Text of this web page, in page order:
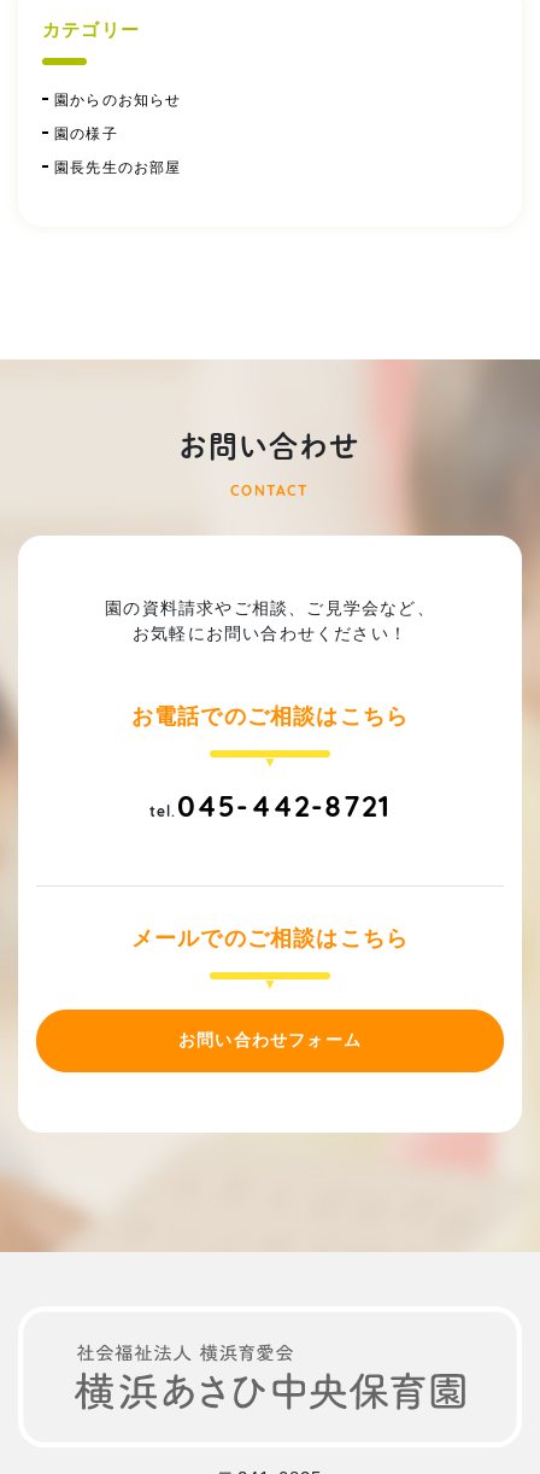
カテゴリー
園からのお知らせ
園の様子
園長先生のお部屋
お問い合わせ
CONTACT
園の資料請求やご相談、ご見学会など、
お気軽にお問い合わせください！
お電話でのご相談はこちら
tel. 045-442-8721
メールでのご相談はこちら
お問い合わせフォーム